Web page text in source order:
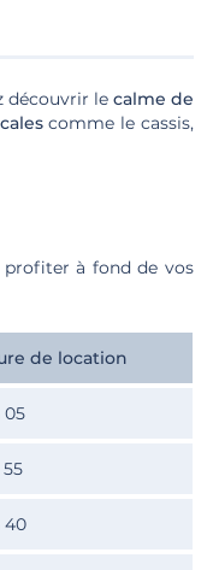
découvrir lecalme de
comme le cassis,
à fond de vos
de location
05
55
40